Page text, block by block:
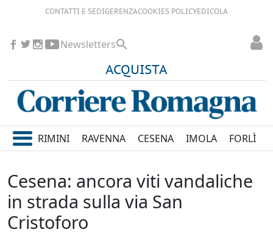
CONTATTI E SEDIGERENZACOOKIES POLICYEDICOLA
ACQUISTA
Newsletters
RIMINI RAVENNA CESENA IMOLA FORLÌ
Cesena: ancora viti vandaliche
in strada sulla via San
Cristoforo